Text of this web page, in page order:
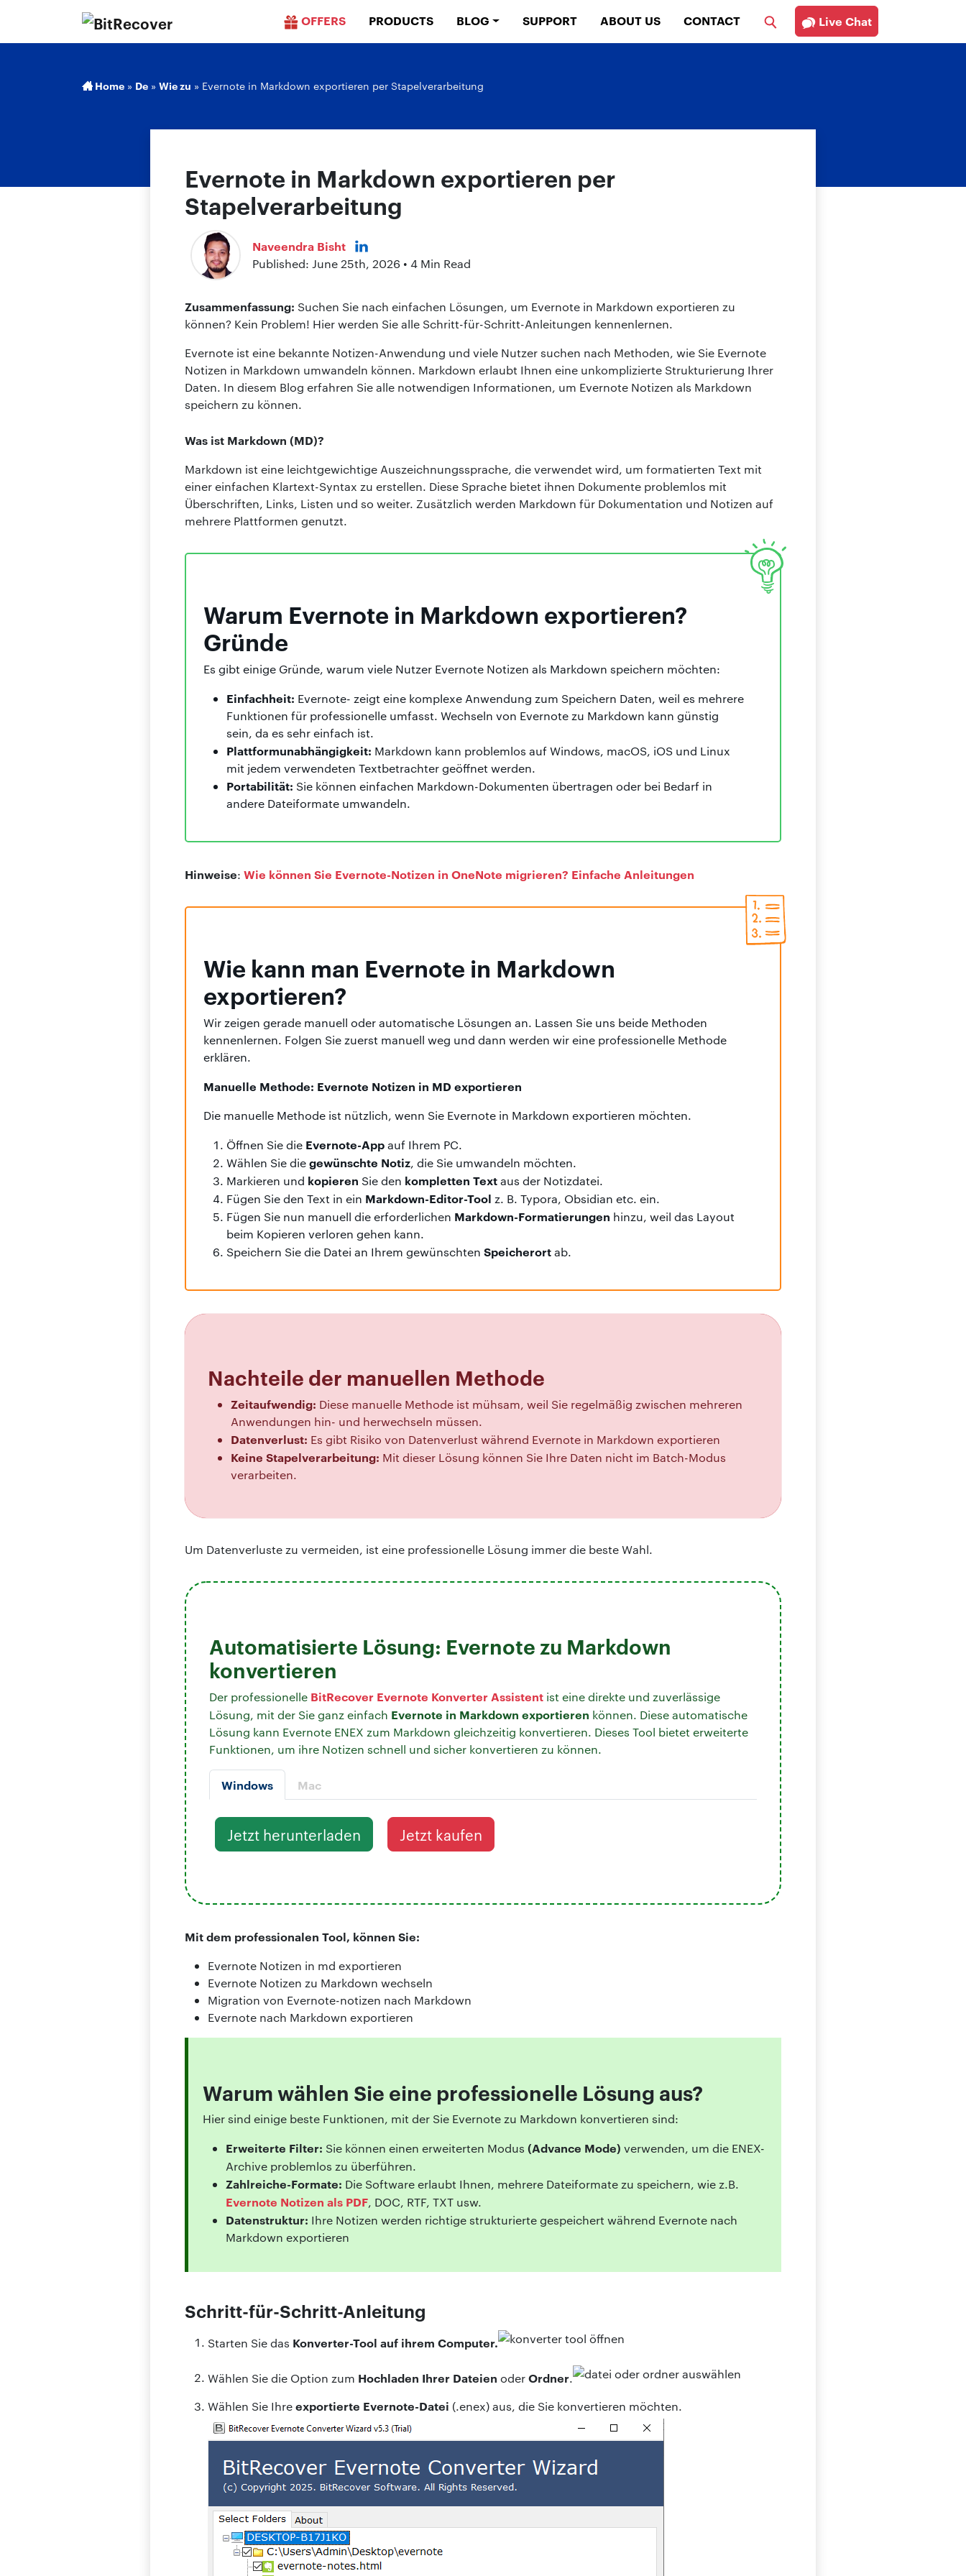
OFFERS PRODUCTS BLOG SUPPORT ABOUT US CONTACT Live Chat
Home » De » Wie zu » Evernote in Markdown exportieren per Stapelverarbeitung
Evernote in Markdown exportieren per
Stapelverarbeitung
Naveendra Bisht
Published: June 25th, 2026 • 4 Min Read
Zusammenfassung: Suchen Sie nach einfachen Lösungen, um Evernote in Markdown exportieren zu
können? Kein Problem! Hier werden Sie alle Schritt-für-Schritt-Anleitungen kennenlernen.
Evernote ist eine bekannte Notizen-Anwendung und viele Nutzer suchen nach Methoden, wie Sie Evernote
Notizen in Markdown umwandeln können. Markdown erlaubt Ihnen eine unkomplizierte Strukturierung Ihrer
Daten. In diesem Blog erfahren Sie alle notwendigen Informationen, um Evernote Notizen als Markdown
speichern zu können.
Was ist Markdown (MD)?
Markdown ist eine leichtgewichtige Auszeichnungssprache, die verwendet wird, um formatierten Text mit
einer einfachen Klartext-Syntax zu erstellen. Diese Sprache bietet ihnen Dokumente problemlos mit
Überschriften, Links, Listen und so weiter. Zusätzlich werden Markdown für Dokumentation und Notizen auf
mehrere Plattformen genutzt.
Warum Evernote in Markdown exportieren?
Gründe
Es gibt einige Gründe, warum viele Nutzer Evernote Notizen als Markdown speichern möchten:
Einfachheit: Evernote- zeigt eine komplexe Anwendung zum Speichern Daten, weil es mehrere
Funktionen für professionelle umfasst. Wechseln von Evernote zu Markdown kann günstig
sein, da es sehr einfach ist.
Plattformunabhängigkeit: Markdown kann problemlos auf Windows, macOS, iOS und Linux
mit jedem verwendeten Textbetrachter geöffnet werden.
Portabilität: Sie können einfachen Markdown-Dokumenten übertragen oder bei Bedarf in
andere Dateiformate umwandeln.
Hinweise: Wie können Sie Evernote-Notizen in OneNote migrieren? Einfache Anleitungen
Wie kann man Evernote in Markdown
exportieren?
Wir zeigen gerade manuell oder automatische Lösungen an. Lassen Sie uns beide Methoden
kennenlernen. Folgen Sie zuerst manuell weg und dann werden wir eine professionelle Methode
erklären.
Manuelle Methode: Evernote Notizen in MD exportieren
Die manuelle Methode ist nützlich, wenn Sie Evernote in Markdown exportieren möchten.
Öffnen Sie die Evernote-Appauf Ihrem PC.
Wählen Sie diegewünschte Notiz, die Sie umwandeln möchten.
Markieren und kopieren Sie den kompletten Textaus der Notizdatei.
Fügen Sie den Text in ein Markdown-Editor-Tool z. B. Typora, Obsidian etc. ein.
Fügen Sie nun manuell die erforderlichen Markdown-Formatierungen hinzu, weil das Layout
beim Kopieren verloren gehen kann.
Speichern Sie die Datei an Ihrem gewünschten Speicherortab.
Nachteile der manuellen Methode
Zeitaufwendig: Diese manuelle Methode ist mühsam, weil Sie regelmäßig zwischen mehreren
Anwendungen hin- und herwechseln müssen.
Datenverlust: Es gibt Risiko von Datenverlust während Evernote in Markdown exportieren
Keine Stapelverarbeitung: Mit dieser Lösung können Sie Ihre Daten nicht im Batch-Modus
verarbeiten.
Um Datenverluste zu vermeiden, ist eine professionelle Lösung immer die beste Wahl.
Automatisierte Lösung: Evernote zu Markdown
konvertieren
Der professionelle BitRecover Evernote Konverter Assistent ist eine direkte und zuverlässige
Lösung, mit der Sie ganz einfach Evernote in Markdown exportieren können. Diese automatische
Lösung kann Evernote ENEX zum Markdown gleichzeitig konvertieren. Dieses Tool bietet erweiterte
Funktionen, um ihre Notizen schnell und sicher konvertieren zu können.
Windows Mac
Jetzt herunterladen Jetzt kaufen
Mit dem professionalen Tool, können Sie:
Evernote Notizen in md exportieren
Evernote Notizen zu Markdown wechseln
Migration von Evernote-notizen nach Markdown
Evernote nach Markdown exportieren
Warum wählen Sie eine professionelle Lösung aus?
Hier sind einige beste Funktionen, mit der Sie Evernote zu Markdown konvertieren sind:
Erweiterte Filter: Sie können einen erweiterten Modus (Advance Mode) verwenden, um die ENEX-
Archive problemlos zu überführen.
Zahlreiche-Formate: Die Software erlaubt Ihnen, mehrere Dateiformate zu speichern, wie z.B.
Evernote Notizen als PDF, DOC, RTF, TXT usw.
Datenstruktur: Ihre Notizen werden richtige strukturierte gespeichert während Evernote nach
Markdown exportieren
Schritt-für-Schritt-Anleitung
Starten Sie das Konverter-Tool auf ihrem Computer.
Wählen Sie die Option zum Hochladen Ihrer Dateien oderOrdner.
Wählen Sie Ihreexportierte Evernote-Datei (.enex) aus, die Sie konvertieren möchten.